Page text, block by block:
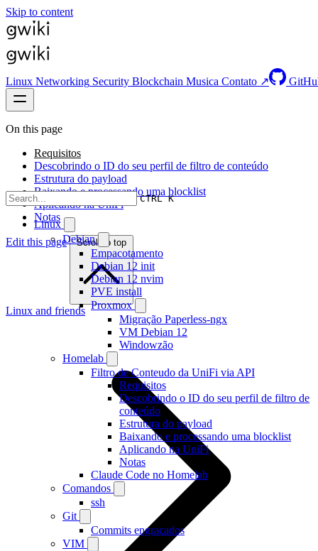
Skip to content
Linux Networking Security Blockchain Musica Contato ↗
CTRL K
Linux
Debian
Empacotamento
Debian 12 init
Debian 12 nvim
PVE install
Proxmox
Migração Paperless-ngx
VM Debian 12
Windowzão
Homelab
Filtro de Conteudo da UniFi via API
Requisitos
Descobrindo o ID do seu perfil de filtro de
conteúdo
Estrutura do payload
Baixando e processando uma blocklist
Aplicando na UniFi
Notas
Claude Code no Homelab
Comandos
ssh
Git
Commits engraçados
VIM
On this page
Requisitos
Descobrindo o ID do seu perfil de filtro de conteúdo
Estrutura do payload
Baixando e processando uma blocklist
Aplicando na UniFi
Notas
Edit this page Scroll to top
Linux and friends